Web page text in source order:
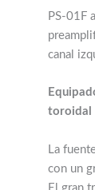
PS-01F
canal
toroidal
La
con un